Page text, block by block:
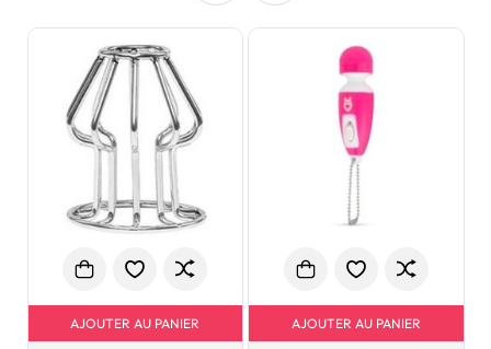
AJOUTER AU PANIER AJOUTER AU PANIER